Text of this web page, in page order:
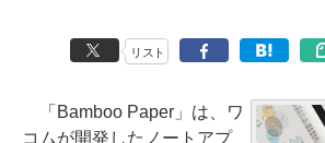
リスト
「Bamboo Paper」は、ワ
コムが開発したノートアプ